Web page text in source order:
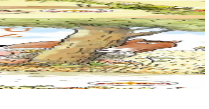
de nourriture : « Holà !...